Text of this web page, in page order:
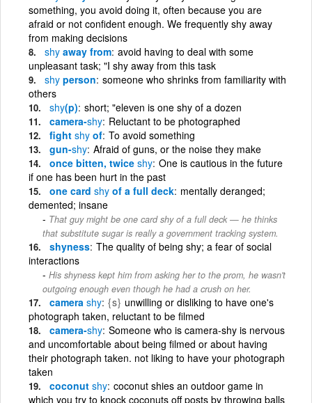
something, you avoid doing it, often because you are
afraid or not confident enough. We frequently shy away
from making decisions
shy away from avoid having to deal with some
unpleasant task; "I shy away from this task
shy person someone who shrinks from familiarity with
others
shy(p) short; "eleven is one shy of a dozen
camera-shy Reluctant to be photographed
fight shy of To avoid something
gun-shy Afraid of guns, or the noise they make
once bitten, twice shy One is cautious in the future
if one has been hurt in the past
one card shy of a full deck mentally deranged;
demented; insane
That guy might be one card shy of a full deck — he thinks
that substitute sugar is really a government tracking system.
shyness The quality of being shy; a fear of social
interactions
His shyness kept him from asking her to the prom, he wasn't
outgoing enough even though he had a crush on her.
camera shy {s} unwilling or disliking to have one's
photograph taken, reluctant to be filmed
camera-shy Someone who is camera-shy is nervous
and uncomfortable about being filmed or about having
their photograph taken. not liking to have your photograph
taken
coconut shy coconut shies an outdoor game in
which you try to knock coconuts off posts by throwing balls